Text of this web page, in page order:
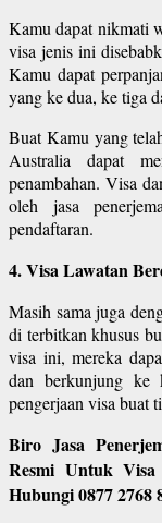
Kamu dapat nikmati
visa jenis ini
Kamu dapat
yang ke dua, ke tiga
Buat Kamu yang
Australia dapat
penambahan. Visa
oleh jasa
pendaftaran.
4. Visa Lawatan
Masih sama juga
di terbitkan khusus
visa ini, mereka
dan berkunjung ke
pengerjaan visa buat
Biro Jasa
Resmi Untuk
Hubungi 0877 2768